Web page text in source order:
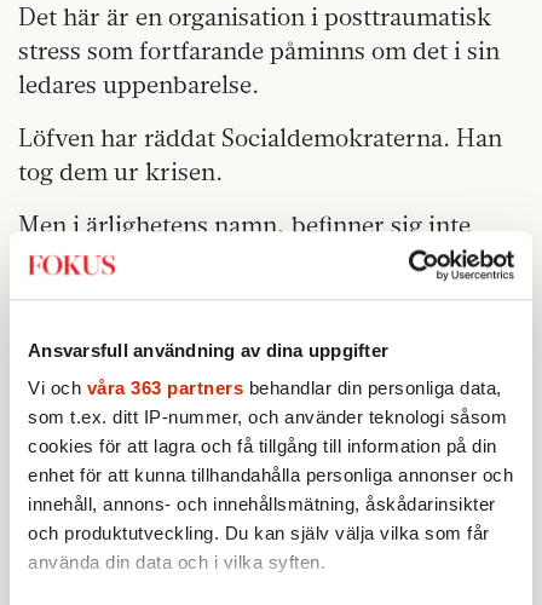
Ansvarsfull användning av dina uppgifter
Vi och våra 363 partners behandlar din personliga data,
som t.ex. ditt IP-nummer, och använder teknologi såsom
cookies för att lagra och få tillgång till information på din
enhet för att kunna tillhandahålla personliga annonser och
innehåll, annons- och innehållsmätning, åskådarinsikter
och produktutveckling. Du kan själv välja vilka som får
använda din data och i vilka syften.
Det här är en organisation i posttraumatisk
stress som fortfarande påminns om det i sin
ledares uppenbarelse.
Löfven har räddat Socialdemokraterna. Han
tog dem ur krisen.
Men i ärlighetens namn, befinner sig inte
Socialdemokraterna exakt vid samma punkt
som S gjorde den där eftermiddagen på
som ett övergångsobjekt och inte slagit sig så
väl till ro i rollen som partiledare.
Kanske borde partiet kommit längre.
Läs mer: Strid om S strategi: »Enough is
enough!«